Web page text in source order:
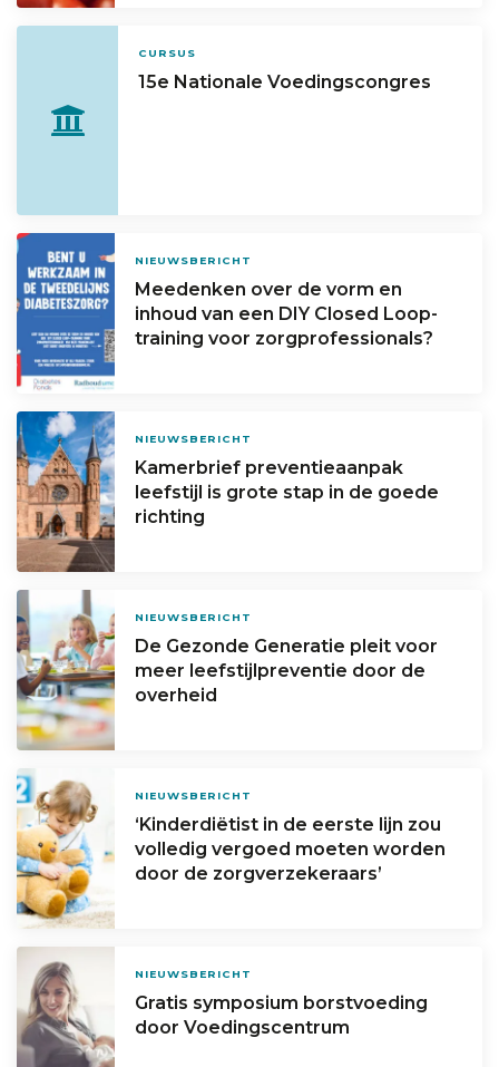
CURSUS
15e Nationale Voedingscongres
NIEUWSBERICHT
Meedenken over de vorm en
inhoud van een DIY Closed Loop-
training voor zorgprofessionals?
NIEUWSBERICHT
Kamerbrief preventieaanpak
leefstijl is grote stap in de goede
richting
NIEUWSBERICHT
De Gezonde Generatie pleit voor
meer leefstijlpreventie door de
overheid
NIEUWSBERICHT
‘Kinderdiëtist in de eerste lijn zou
volledig vergoed moeten worden
door de zorgverzekeraars’
NIEUWSBERICHT
Gratis symposium borstvoeding
door Voedingscentrum